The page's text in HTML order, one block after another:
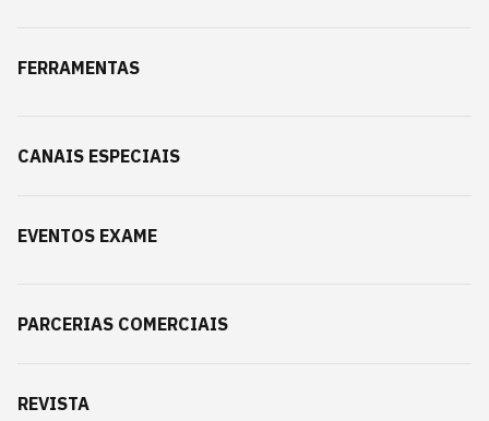
FERRAMENTAS
CANAIS ESPECIAIS
EVENTOS EXAME
PARCERIAS COMERCIAIS
REVISTA